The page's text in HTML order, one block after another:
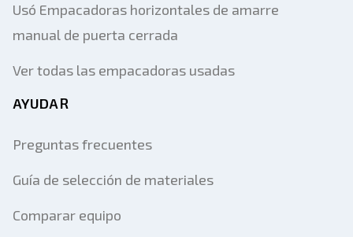
Usó Empacadoras horizontales de amarre
manual de puerta cerrada
Ver todas las empacadoras usadas
AYUDAR
Preguntas frecuentes
Guía de selección de materiales
Comparar equipo